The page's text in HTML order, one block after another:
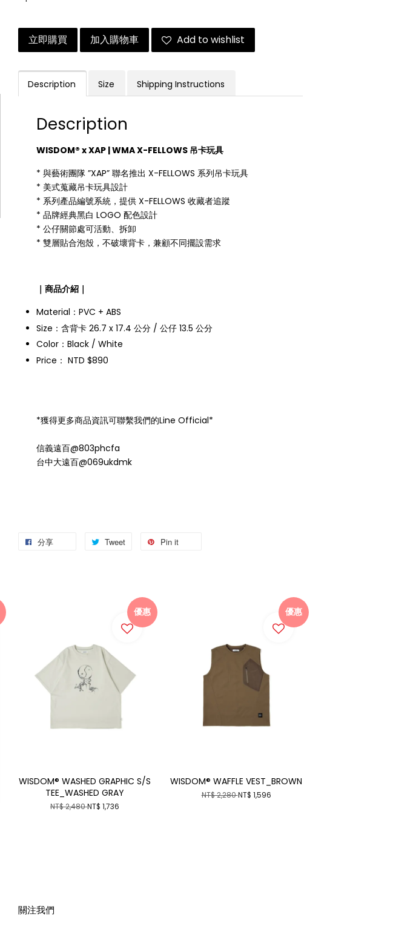
立即購買 加入購物車 Add to wishlist
Description Size Shipping Instructions
Description
WISDOM® x XAP | WMA X-FELLOWS 吊卡玩具
* 與藝術團隊 ”XAP” 聯名推出 X-FELLOWS 系列吊卡玩具
* 美式蒐藏吊卡玩具設計
* 系列產品編號系統，提供 X-FELLOWS 收藏者追蹤
* 品牌經典黑白 LOGO 配色設計
* 公仔關節處可活動、拆卸
* 雙層貼合泡殼，不破壞背卡，兼顧不同擺設需求
｜商品介紹｜
Material：PVC + ABS
Size：含背卡 26.7 x 17.4 公分 / 公仔 13.5 公分
Color：Black / White
Price： NTD $890
*獲得更多商品資訊可聯繫我們的Line Official*
信義遠百@803phcfa
台中大遠百@069ukdmk
分享 Tweet Pin it
優惠
WISDOM® WASHED GRAPHIC S/S
TEE_WASHED GRAY
NT$ 2,480NT$ 1,736
優惠
WISDOM® WAFFLE VEST_BROWN
NT$ 2,280NT$ 1,596
關注我們